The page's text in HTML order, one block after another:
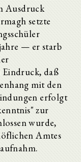
Ausdruck
setzte
— er starb
Eindruck, daß
mit den
erfolgt
zur
wurde,
Amtes